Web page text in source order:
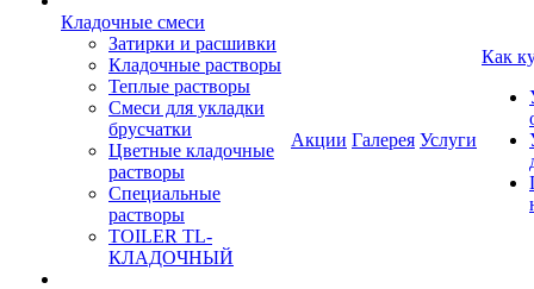
Кладочные смеси
Затирки и расшивки
Кладочные растворы
Теплые растворы
Смеси для укладки
брусчатки
Цветные кладочные
растворы
Специальные
растворы
TOILER TL-
КЛАДОЧНЫЙ
Акции Галерея Услуги
Как